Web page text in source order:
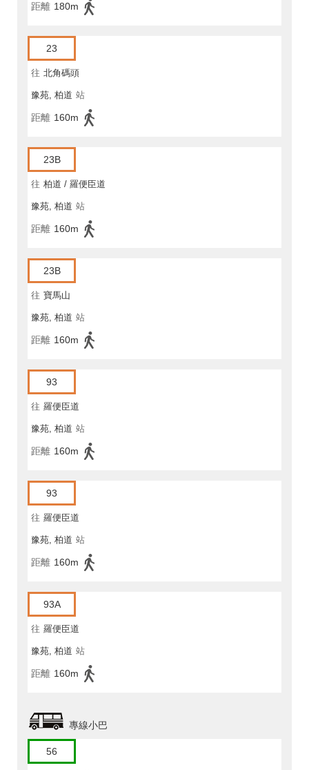
距離 180m
23
往 北角碼頭
豫苑, 柏道 站
距離 160m
23B
往 柏道 / 羅便臣道
豫苑, 柏道 站
距離 160m
23B
往 寶馬山
豫苑, 柏道 站
距離 160m
93
往 羅便臣道
豫苑, 柏道 站
距離 160m
93
往 羅便臣道
豫苑, 柏道 站
距離 160m
93A
往 羅便臣道
豫苑, 柏道 站
距離 160m
專線小巴
56